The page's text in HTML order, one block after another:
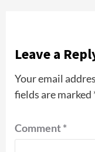
Leave a
Your email
fields are marked
Comment*